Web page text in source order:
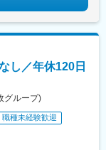
駅、三角駅、木葉
佐伯駅、中津駅(大分
駅、延岡駅、西都城
(鹿児島県)、出水
川駅、五所川原駅、
(東京都)、荒川一中
田駅、新高島駅、
駅(相模線)、西松本
、片原町駅(富山
前駅、中央前橋駅、
、東青梅駅、町田
)、国領駅、瀬谷駅、
、向ケ丘遊園駅、武
、藤沢駅、秦野駅、
、海老名駅(相鉄・
富士山駅、大月
し／年休120日
グループ)
職種未経験歓迎